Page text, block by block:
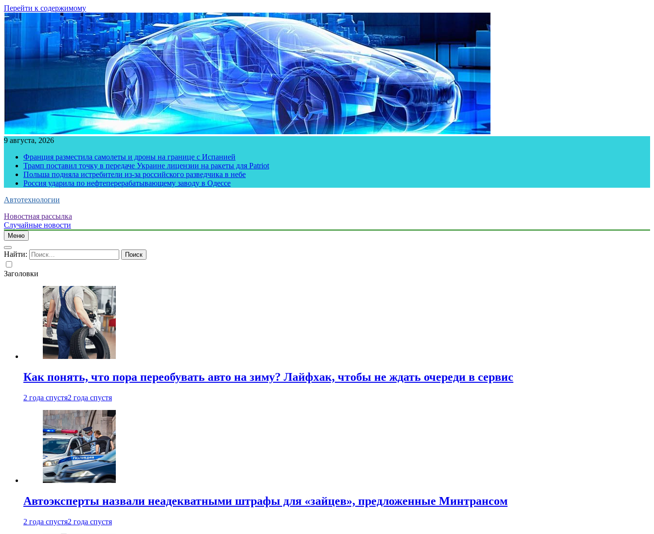
Перейти к содержимому
9 августа, 2026
Франция разместила самолеты и дроны на границе с Испанией
Трамп поставил точку в передаче Украине лицензии на ракеты для Patriot
Польша подняла истребители из-за российского разведчика в небе
Россия ударила по нефтеперерабатывающему заводу в Одессе
Автотехнологии
Новостная рассылка
Случайные новости
Меню
Найти:
Заголовки
Как понять, что пора переобувать авто на зиму? Лайфхак, чтобы не ждать очереди в сервис
2 года спустя2 года спустя
Автоэксперты назвали неадекватными штрафы для «зайцев», предложенные Минтрансом
2 года спустя2 года спустя